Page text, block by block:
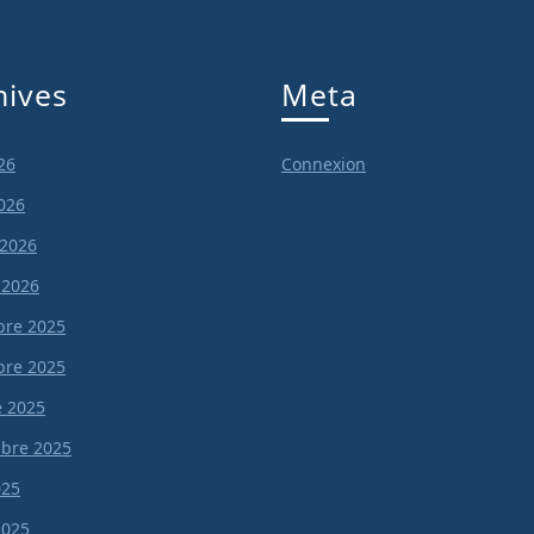
2025
2025
2025
2025
Meta
Connexion